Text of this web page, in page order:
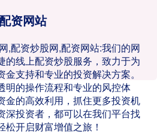
资网站
,配资炒股网,配资网站:我们的网
的线上配资炒股服务，致力于为
支持和专业的投资解决方案。
明的操作流程和专业的风控体
金的高效利用，抓住更多投资机
深投资者，都可以在我们平台找
开启财富增值之旅！